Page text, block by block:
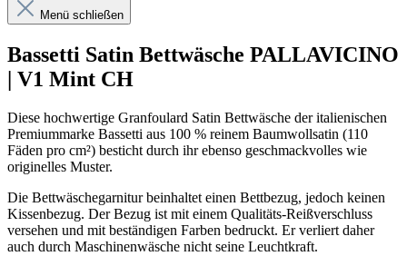
Menü schließen
Bassetti Satin Bettwäsche PALLAVICINO
| V1 Mint CH
Diese hochwertige Granfoulard Satin Bettwäsche der italienischen
Premiummarke Bassetti aus 100 % reinem Baumwollsatin (110
Fäden pro cm²) besticht durch ihr ebenso geschmackvolles wie
originelles Muster.
Die Bettwäschegarnitur beinhaltet einen Bettbezug, jedoch keinen
Kissenbezug. Der Bezug ist mit einem Qualitäts-Reißverschluss
versehen und mit beständigen Farben bedruckt. Er verliert daher
auch durch Maschinenwäsche nicht seine Leuchtkraft.